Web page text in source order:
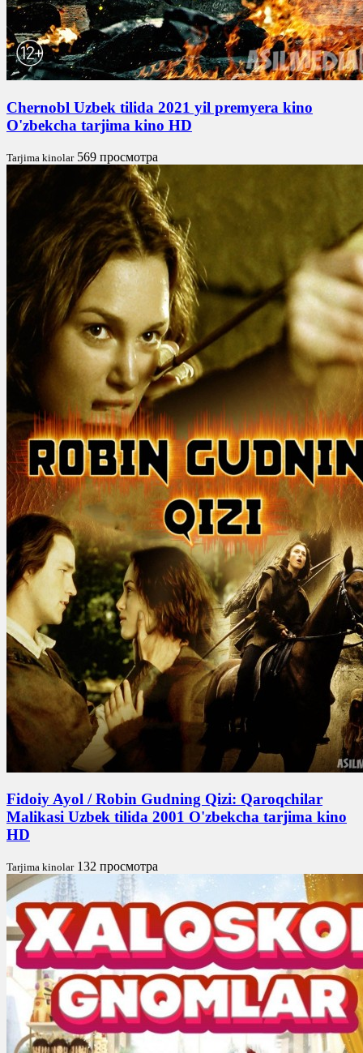
Chernobl Uzbek tilida 2021 yil premyera kino
O'zbekcha tarjima kino HD
Tarjima kinolar 569 просмотра
Fidoiy Ayol / Robin Gudning Qizi: Qaroqchilar
Malikasi Uzbek tilida 2001 O'zbekcha tarjima kino
HD
Tarjima kinolar 132 просмотра